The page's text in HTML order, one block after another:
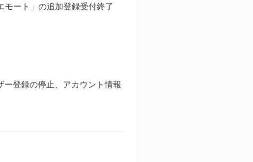
ート」の追加登録受付終了
ー登録の停止、アカウント情報